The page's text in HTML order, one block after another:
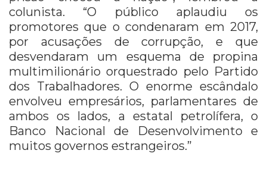
colunista. “O público aplaudiu os
promotores que o condenaram em 2017,
por acusações de corrupção, e que
desvendaram um esquema de propina
multimilionário orquestrado pelo Partido
dos Trabalhadores. O enorme escândalo
envolveu empresários, parlamentares de
ambos os lados, a estatal petrolífera, o
Banco Nacional de Desenvolvimento e
muitos governos estrangeiros.”